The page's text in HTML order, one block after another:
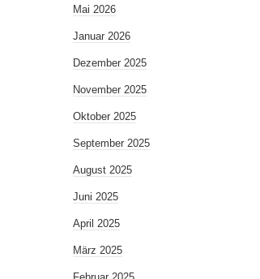
Mai 2026
Januar 2026
Dezember 2025
November 2025
Oktober 2025
September 2025
August 2025
Juni 2025
April 2025
März 2025